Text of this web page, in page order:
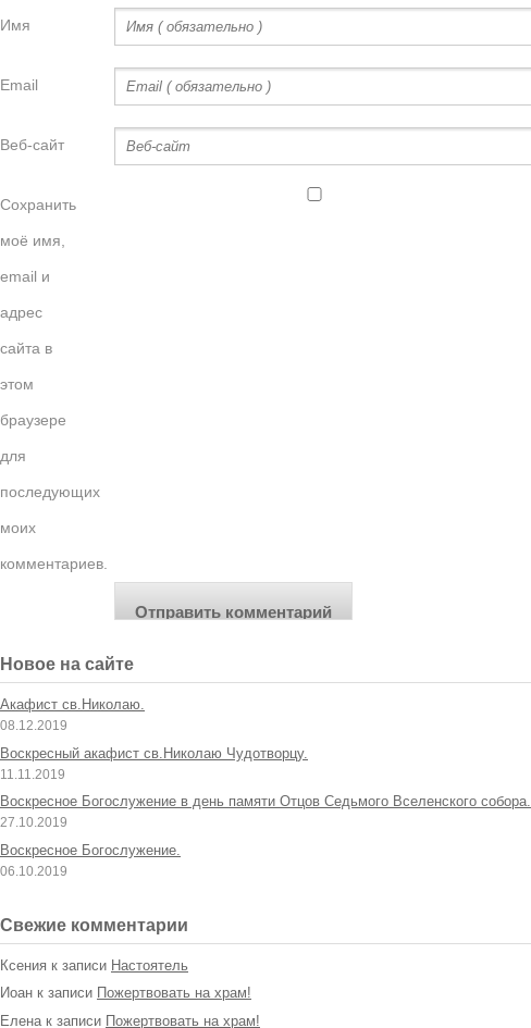
Имя
Email
Веб-сайт
Сохранить
моё имя,
email и
адрес
сайта в
этом
браузере
для
последующих
моих
комментариев.
Новое на сайте
Акафист св.Николаю.
08.12.2019
Воскресный акафист св.Николаю Чудотворцу.
11.11.2019
Воскресное Богослужение в день памяти Отцов Седьмого Вселенского собора.
27.10.2019
Воскресное Богослужение.
06.10.2019
Свежие комментарии
Ксения к записи Настоятель
Иоан к записи Пожертвовать на храм!
Елена к записи Пожертвовать на храм!